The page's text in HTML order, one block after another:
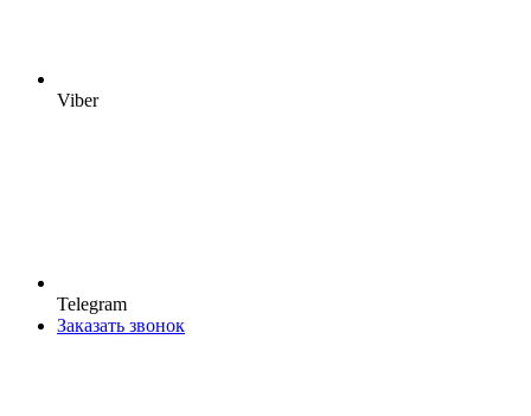
Viber
Telegram
Заказать звонок